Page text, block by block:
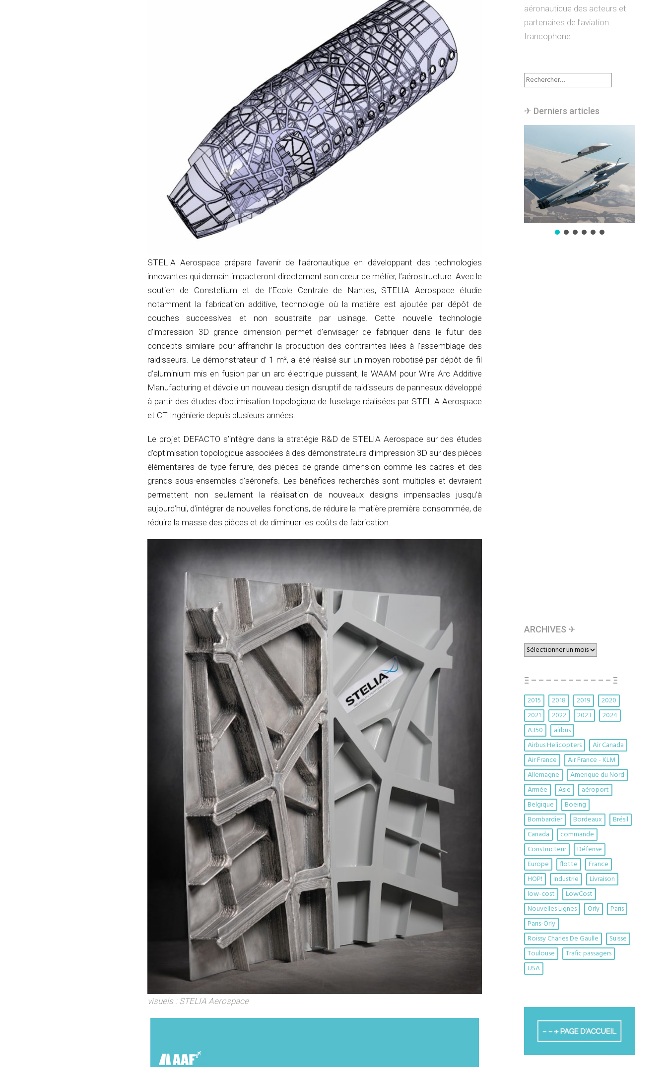
STELIA Aerospace prépare l’avenir de l’aéronautique en développant des technologies
innovantes qui demain impacteront directement son cœur de métier, l’aérostructure. Avec le
soutien de Constellium et de l’Ecole Centrale de Nantes, STELIA Aerospace étudie
notamment la fabrication additive, technologie où la matière est ajoutée par dépôt de
couches successives et non soustraite par usinage. Cette nouvelle technologie
d’impression 3D grande dimension permet d’envisager de fabriquer dans le futur des
concepts similaire pour affranchir la production des contraintes liées à l’assemblage des
raidisseurs. Le démonstrateur d’ 1 m², a été réalisé sur un moyen robotisé par dépôt de fil
d’aluminium mis en fusion par un arc électrique puissant, le WAAM pour Wire Arc Additive
Manufacturing et dévoile un nouveau design disruptif de raidisseurs de panneaux développé
à partir des études d’optimisation topologique de fuselage réalisées par STELIA Aerospace
et CT Ingénierie depuis plusieurs années.
Le projet DEFACTO s’intègre dans la stratégie R&D de STELIA Aerospace sur des études
d’optimisation topologique associées à des démonstrateurs d’impression 3D sur des pièces
élémentaires de type ferrure, des pièces de grande dimension comme les cadres et des
grands sous-ensembles d’aéronefs. Les bénéfices recherchés sont multiples et devraient
permettent non seulement la réalisation de nouveaux designs impensables jusqu’à
aujourd’hui, d’intégrer de nouvelles fonctions, de réduire la matière première consommée, de
réduire la masse des pièces et de diminuer les coûts de fabrication.
visuels : STELIA Aerospace
aéronautique des acteurs et
partenaires de l’aviation
francophone.
Rechercher :
✈︎ Derniers articles
ARCHIVES ✈︎
ARCHIVES
✈︎
Ξ – – – – – – – – – – – Ξ
2015 2018 2019
2020
2021
2022 2023
2024
A350
airbus
Airbus Helicopters
Air Canada
Air France
Air France - KLM
Allemagne
Amerique du Nord
Armée
Asie
aéroport
Belgique
Boeing
Bombardier
Bordeaux
Brésil
Canada
commande
Constructeur
Défense
Europe
flotte
France
HOP!
Industrie
Livraison
low-cost
LowCost
Nouvelles Lignes
Orly
Paris
Paris-Orly
Roissy Charles De Gaulle
Suisse
Toulouse
Trafic passagers
USA